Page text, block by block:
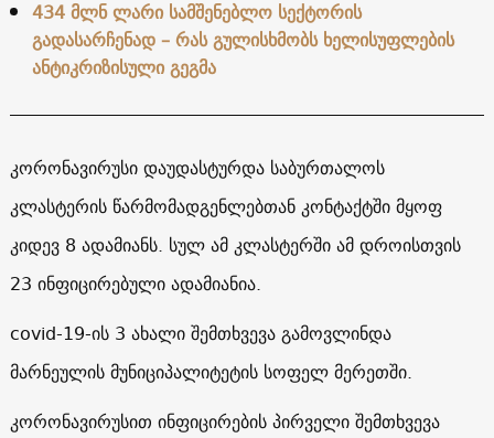
434 მლნ ლარი სამშენებლო სექტორის
გადასარჩენად – რას გულისხმობს ხელისუფლების
ანტიკრიზისული გეგმა
კორონავირუსი დაუდასტურდა საბურთალოს
კლასტერის წარმომადგენლებთან კონტაქტში მყოფ
კიდევ 8 ადამიანს. სულ ამ კლასტერში ამ დროისთვის
23 ინფიცირებული ადამიანია.
covid-19-ის 3 ახალი შემთხვევა გამოვლინდა
მარნეულის მუნიციპალიტეტის სოფელ მერეთში.
კორონავირუსით ინფიცირების პირველი შემთხვევა